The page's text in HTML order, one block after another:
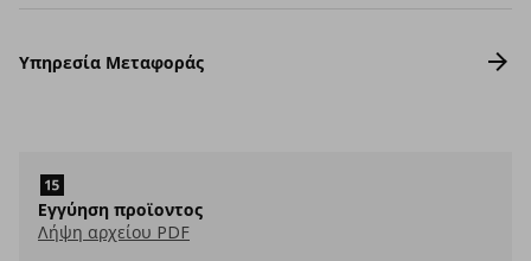
Υπηρεσία Μεταφοράς
Eγγύηση προϊοντος
Λήψη αρχείου PDF